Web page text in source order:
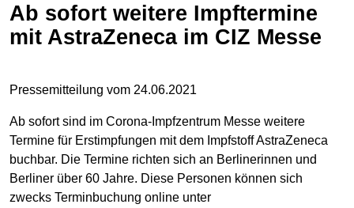
Ab sofort weitere Impftermine
mit AstraZeneca im CIZ Messe
Pressemitteilung vom 24.06.2021
Ab sofort sind im Corona-Impfzentrum Messe weitere
Termine für Erstimpfungen mit dem Impfstoff AstraZeneca
buchbar. Die Termine richten sich an Berlinerinnen und
Berliner über 60 Jahre. Diese Personen können sich
zwecks Terminbuchung online unter